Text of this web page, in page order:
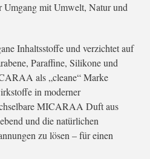
Umgang mit Umwelt, Natur und
Inhaltsstoffe und verzichtet auf
Paraffine, Silikone und
als „cleane“ Marke
in moderner
MICARAA Duft aus
und die natürlichen
zu lösen – für einen